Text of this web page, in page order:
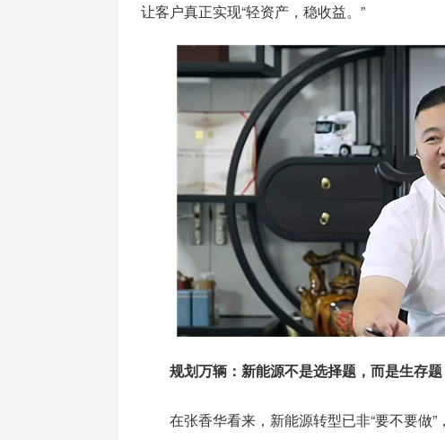
让客户真正实现“轻资产，稳收益。”
规划万辆：新能源不是选择题，而是生存题
在张香华看来，新能源转型已非“要不要做